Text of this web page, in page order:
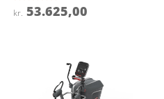
Vurderet
5
kr. 53.625,00